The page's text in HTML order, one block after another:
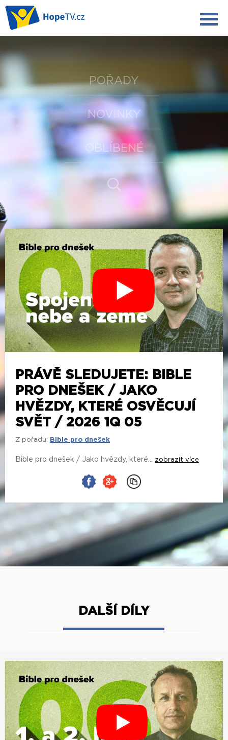
POŘADY
NOVINKY
OBLÍBENÉ
PRÁVĚ SLEDUJETE: BIBLE
PRO DNEŠEK / JAKO
HVĚZDY, KTERÉ OSVĚCUJÍ
SVĚT / 2026 1Q 05
Z pořadu: Bible pro dnešek
Bible pro dnešek / Jako hvězdy, které... zobrazit více
DALŠÍ DÍLY